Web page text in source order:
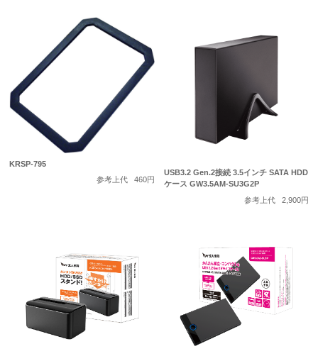
KRSP-795
参考上代
460円
USB3.2 Gen.2接続 3.5インチ SATA HDD
ケース GW3.5AM-SU3G2P
参考上代
2,900円